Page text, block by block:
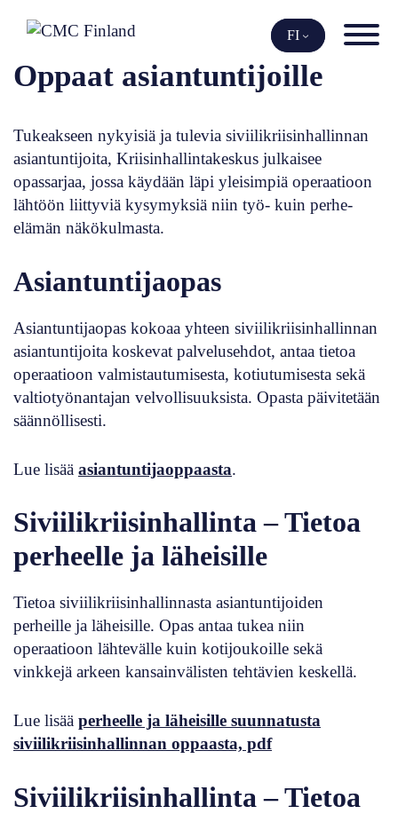
sisältöön
FI
Oppaat asiantuntijoille
Tukeakseen nykyisiä ja tulevia siviilikriisinhallinnan
asiantuntijoita, Kriisinhallintakeskus julkaisee
opassarjaa, jossa käydään läpi yleisimpiä operaatioon
lähtöön liittyviä kysymyksiä niin työ- kuin perhe-
elämän näkökulmasta.
Asiantuntijaopas
Asiantuntijaopas kokoaa yhteen siviilikriisinhallinnan
asiantuntijoita koskevat palvelusehdot, antaa tietoa
operaatioon valmistautumisesta, kotiutumisesta sekä
valtiotyönantajan velvollisuuksista. Opasta päivitetään
säännöllisesti.
Lue lisää asiantuntijaoppaasta.
Siviilikriisinhallinta – Tietoa
perheelle ja läheisille
Tietoa siviilikriisinhallinnasta asiantuntijoiden
perheille ja läheisille. Opas antaa tukea niin
operaatioon lähtevälle kuin kotijoukoille sekä
vinkkejä arkeen kansainvälisten tehtävien keskellä.
Lue lisää perheelle ja läheisille suunnatusta
siviilikriisinhallinnan oppaasta, pdf
Siviilikriisinhallinta – Tietoa